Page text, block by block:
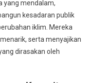
yang mendalam,
kesadaran publik
iklim. Mereka
serta menyajikan
dirasakan oleh